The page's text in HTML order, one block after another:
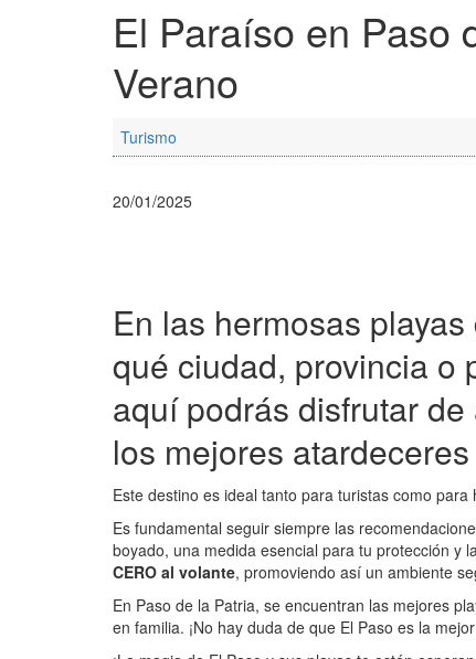
El Paraíso en Paso
Verano
Turismo
20/01/2025
En las hermosas
qué ciudad, provincia o
aquí podrás disfrutar
los mejores
Este destino es ideal tanto para turistas como
Es fundamental seguir siempre las
boyado, una medida esencial para tu protección y
CERO al volante, promoviendo así un ambiente
En Paso de la Patria, se encuentran las mejores
en familia. ¡No hay duda de que El Paso es la